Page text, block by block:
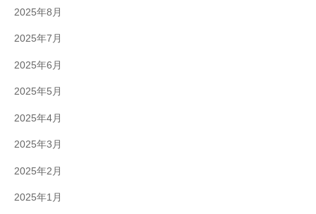
2025年8月
2025年7月
2025年6月
2025年5月
2025年4月
2025年3月
2025年2月
2025年1月